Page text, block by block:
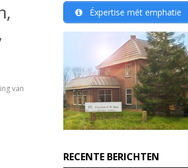
van
Éxpertise mét emphatie
RECENTE BERICHTEN